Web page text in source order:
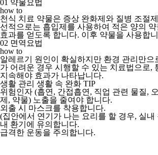
01 약물요법
how to
천식 치료 약물은 증상 완화제와 질병 조절
선적으로는 흡입제를 사용하여 적은 양의
효과를 얻도록 합니다. 이후 약물을 사용합
02 면역요법
how to
알레르기 원인이 확실하지만 환경 관리만으
가 어려운 경우 시행할 수 있는 치료법으로,
지속해야 효과가 나타납니다.
생활 관리 생활 속 완화 TIP
위험인자 (흡연, 간접흡연, 직업 관련 물질,
제, 약물) 노출을 줄여야 합니다.
외출 시 마스크를 착용합니다.
(집안에서 연기가 나는 요리를 할 경우, 실내
내 환기에 유의합니다.
급격한 운동을 주의합니다.